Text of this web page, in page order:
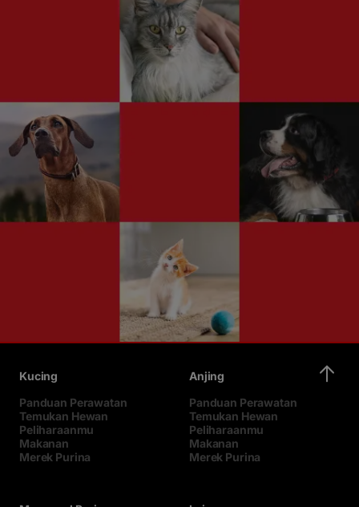
Kucing
Panduan Perawatan
Temukan Hewan
Peliharaanmu
Makanan
Merek Purina
Anjing
Panduan Perawatan
Temukan Hewan
Peliharaanmu
Makanan
Merek Purina